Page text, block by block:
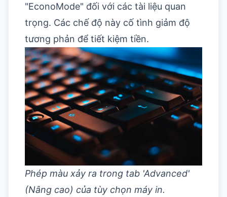
"EconoMode" đối với các tài liệu quan
trọng. Các chế độ này cố tình giảm độ
tương phản để tiết kiệm tiền.
Phép màu xảy ra trong tab 'Advanced'
(Nâng cao) của tùy chọn máy in.